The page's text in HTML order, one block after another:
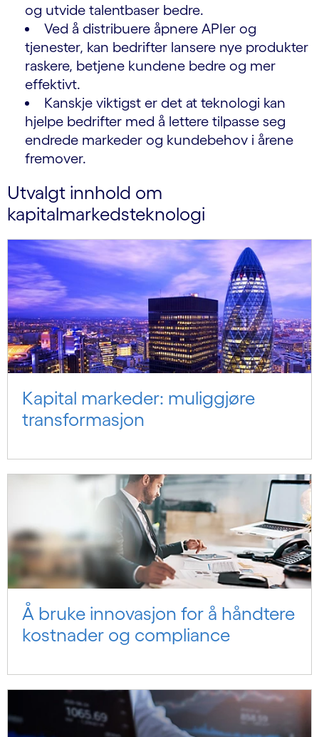
og utvide talentbaser bedre.
Ved å distribuere åpnere APIer og
tjenester, kan bedrifter lansere nye produkter
raskere, betjene kundene bedre og mer
effektivt.
Kanskje viktigst er det at teknologi kan
hjelpe bedrifter med å lettere tilpasse seg
endrede markeder og kundebehov i årene
fremover.
Utvalgt innhold om
kapitalmarkedsteknologi
Kapital markeder: muliggjøre
transformasjon
Å bruke innovasjon for å håndtere
kostnader og compliance